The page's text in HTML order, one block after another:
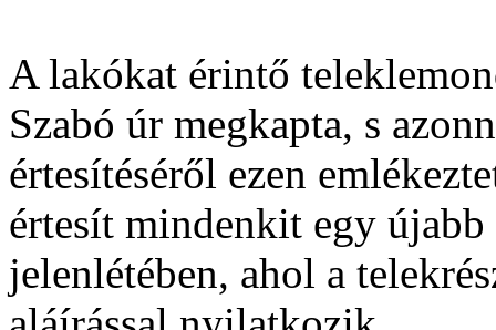
A lakókat érintő
Szabó úr megkapta, s
értesítéséről ezen
értesít mindenkit egy
jelenlétében, ahol a